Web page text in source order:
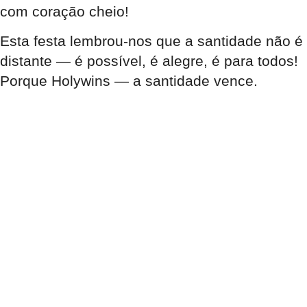
com coração cheio!
Esta festa lembrou-nos que a santidade não é
distante — é possível, é alegre, é para todos!
Porque Holywins — a santidade vence.